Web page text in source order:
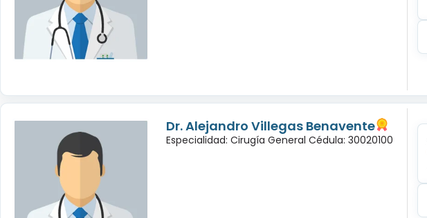
Dr. Alejandro Villegas Benavente
Especialidad: Cirugía General Cédula: 30020100